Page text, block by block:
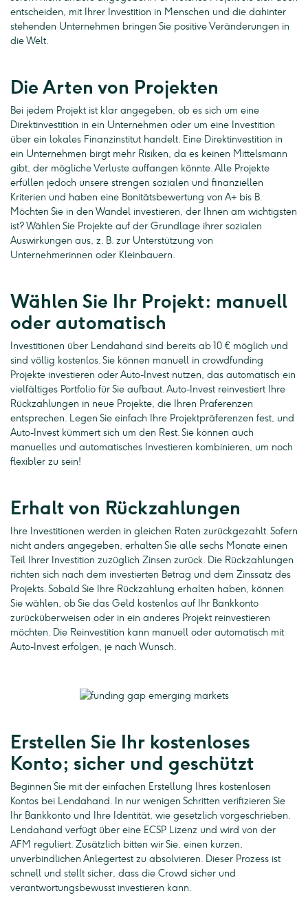
entscheiden, mit Ihrer Investition in Menschen und die dahinter
stehenden Unternehmen bringen Sie positive Veränderungen in
die Welt.
Die Arten von Projekten
Bei jedem Projekt ist klar angegeben, ob es sich um eine
Direktinvestition in ein Unternehmen oder um eine Investition
über ein lokales Finanzinstitut handelt. Eine Direktinvestition in
ein Unternehmen birgt mehr Risiken, da es keinen Mittelsmann
gibt, der mögliche Verluste auffangen könnte. Alle Projekte
erfüllen jedoch unsere strengen sozialen und finanziellen
Kriterien und haben eine Bonitätsbewertung von A+ bis B.
Möchten Sie in den Wandel investieren, der Ihnen am wichtigsten
ist? Wählen Sie Projekte auf der Grundlage ihrer sozialen
Auswirkungen aus, z. B. zur Unterstützung von
Unternehmerinnen oder Kleinbauern.
Wählen Sie Ihr Projekt: manuell
oder automatisch
Investitionen über Lendahand sind bereits ab 10 € möglich und
sind völlig kostenlos. Sie können manuell in crowdfunding
Projekte investieren oder Auto-Invest nutzen, das automatisch ein
vielfältiges Portfolio für Sie aufbaut. Auto-Invest reinvestiert Ihre
Rückzahlungen in neue Projekte, die Ihren Präferenzen
entsprechen. Legen Sie einfach Ihre Projektpräferenzen fest, und
Auto-Invest kümmert sich um den Rest. Sie können auch
manuelles und automatisches Investieren kombinieren, um noch
flexibler zu sein!
Erhalt von Rückzahlungen
Ihre Investitionen werden in gleichen Raten zurückgezahlt. Sofern
nicht anders angegeben, erhalten Sie alle sechs Monate einen
Teil Ihrer Investition zuzüglich Zinsen zurück. Die Rückzahlungen
richten sich nach dem investierten Betrag und dem Zinssatz des
Projekts. Sobald Sie Ihre Rückzahlung erhalten haben, können
Sie wählen, ob Sie das Geld kostenlos auf Ihr Bankkonto
zurücküberweisen oder in ein anderes Projekt reinvestieren
möchten. Die Reinvestition kann manuell oder automatisch mit
Auto-Invest erfolgen, je nach Wunsch.
Erstellen Sie Ihr kostenloses
Konto; sicher und geschützt
Beginnen Sie mit der einfachen Erstellung Ihres kostenlosen
Kontos bei Lendahand. In nur wenigen Schritten verifizieren Sie
Ihr Bankkonto und Ihre Identität, wie gesetzlich vorgeschrieben.
Lendahand verfügt über eine ECSP Lizenz und wird von der
AFM reguliert. Zusätzlich bitten wir Sie, einen kurzen,
unverbindlichen Anlegertest zu absolvieren. Dieser Prozess ist
schnell und stellt sicher, dass die Crowd sicher und
verantwortungsbewusst investieren kann.